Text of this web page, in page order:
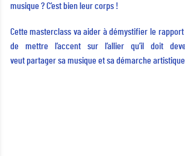
musique ? C’est bien leur corps !
Cette masterclass va aider à démystifier le
de mettre l’accent sur l’allier qu’il doit
veut partager sa musique et sa démarche